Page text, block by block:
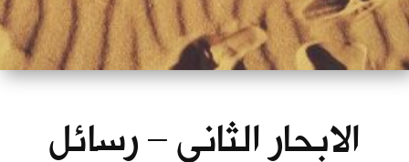
الابحار الثاني – رسائل